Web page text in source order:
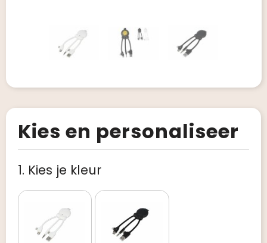
Kies en personaliseer
1. Kies je kleur